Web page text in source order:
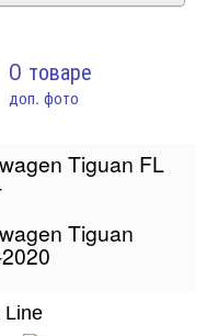
О товаре
доп. фото
Tiguan FL
Tiguan
Line